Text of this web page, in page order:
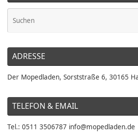
ADRESSE
Der Mopedladen, Sorststraße 6, 30165
TELEFON & EMAIL
Tel.: 0511 3506787 info@mopedladen.de